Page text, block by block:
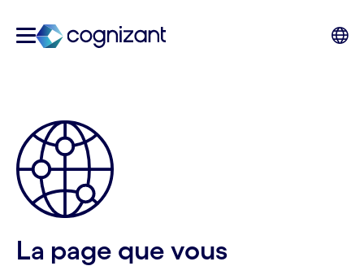
La page que vous